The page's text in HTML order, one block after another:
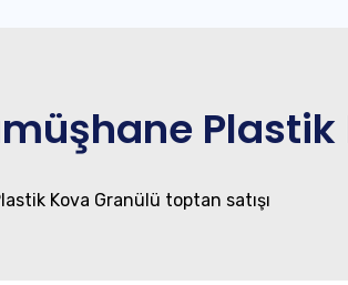
Plastik
Kova Granülü toptan satışı